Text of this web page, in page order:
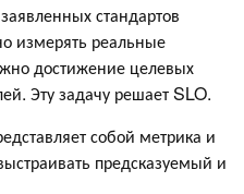
стандартов
измерять реальные
достижение целевых
Эту задачу решает SLO.
собой метрика и
предсказуемый и